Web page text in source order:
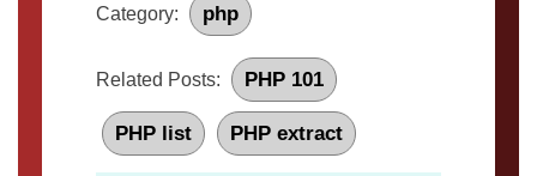
Category: php
Related Posts: PHP 101
PHP list PHP extract